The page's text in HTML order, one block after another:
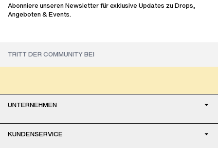
Abonniere unseren Newsletter für exklusive Updates zu Drops,
Angeboten & Events.
UNTERNEHMEN
KUNDENSERVICE